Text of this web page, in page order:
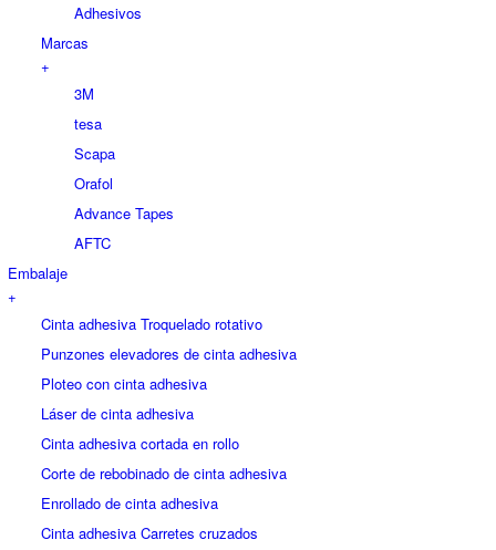
Adhesivos
Marcas
+
3M
tesa
Scapa
Orafol
Advance Tapes
AFTC
Embalaje
+
Cinta adhesiva Troquelado rotativo
Punzones elevadores de cinta adhesiva
Ploteo con cinta adhesiva
Láser de cinta adhesiva
Cinta adhesiva cortada en rollo
Corte de rebobinado de cinta adhesiva
Enrollado de cinta adhesiva
Cinta adhesiva Carretes cruzados